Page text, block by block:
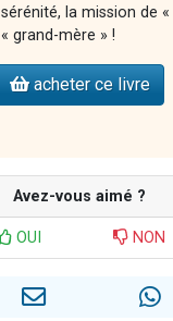
sérénité, la mission de
« grand-mère » !
acheter ce livre
Avez-vous aimé ?
OUI NON